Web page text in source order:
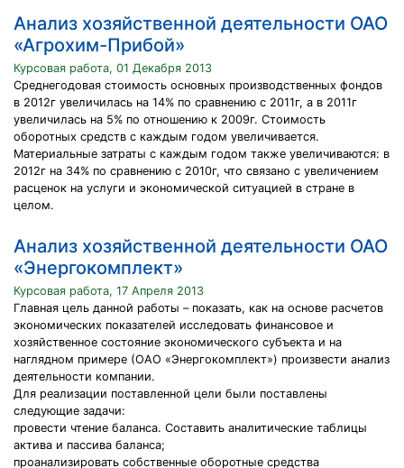
Анализ хозяйственной деятельности ОАО
«Агрохим-Прибой»
Курсовая работа, 01 Декабря 2013
Среднегодовая стоимость основных производственных фондов
в 2012г увеличилась на 14% по сравнению с 2011г, а в 2011г
увеличилась на 5% по отношению к 2009г. Стоимость
оборотных средств с каждым годом увеличивается.
Материальные затраты с каждым годом также увеличиваются: в
2012г на 34% по сравнению с 2010г, что связано с увеличением
расценок на услуги и экономической ситуацией в стране в
целом.
Анализ хозяйственной деятельности ОАО
«Энергокомплект»
Курсовая работа, 17 Апреля 2013
Главная цель данной работы – показать, как на основе расчетов
экономических показателей исследовать финансовое и
хозяйственное состояние экономического субъекта и на
наглядном примере (ОАО «Энергокомплект») произвести анализ
деятельности компании.
Для реализации поставленной цели были поставлены
следующие задачи:
провести чтение баланса. Составить аналитические таблицы
актива и пассива баланса;
проанализировать собственные оборотные средства